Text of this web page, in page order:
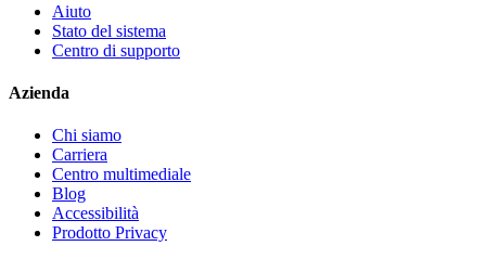
Aiuto
Stato del sistema
Centro di supporto
Azienda
Chi siamo
Carriera
Centro multimediale
Blog
Accessibilità
Prodotto Privacy